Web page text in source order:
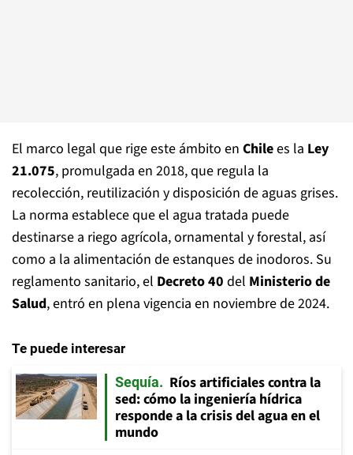
El marco legal que rige este ámbito en Chilees la Ley
21.075, promulgada en 2018, que regula la
recolección, reutilización y disposición de aguas grises.
La norma establece que el agua tratada puede
destinarse a riego agrícola, ornamental y forestal, así
como a la alimentación de estanques de inodoros. Su
reglamento sanitario, el Decreto 40 del Ministerio de
Salud, entró en plena vigencia en noviembre de 2024.
Te puede interesar
Sequía
Ríos artificiales contra la
sed: cómo la ingeniería hídrica
responde a la crisis del agua en el
mundo